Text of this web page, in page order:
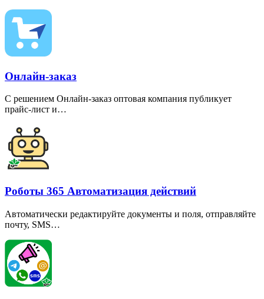
Онлайн-заказ
С решением Онлайн-заказ оптовая компания публикует
прайс-лист и…
Роботы 365 Автоматизация действий
Автоматически редактируйте документы и поля, отправляйте
почту, SMS…